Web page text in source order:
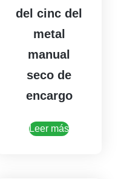
del cinc del
metal
manual
seco de
encargo
Leer más